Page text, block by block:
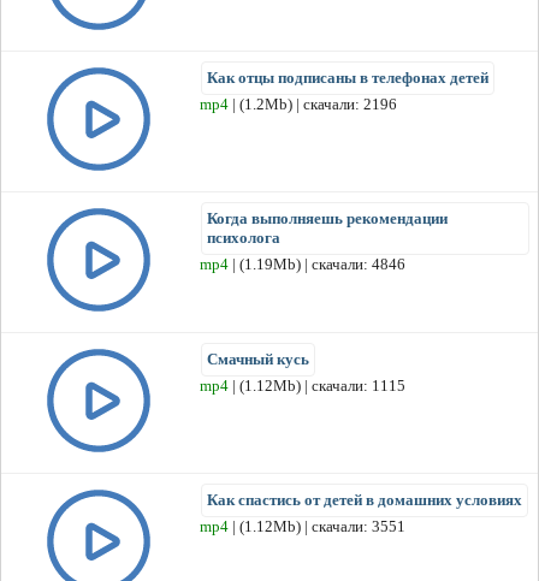
Как отцы подписаны в телефонах детей
mp4 | (1.2Mb) | скачали: 2196
Когда выполняешь рекомендации
психолога
mp4 | (1.19Mb) | скачали: 4846
Смачный кусь
mp4 | (1.12Mb) | скачали: 1115
Как спастись от детей в домашних условиях
mp4 | (1.12Mb) | скачали: 3551